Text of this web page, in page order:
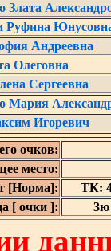
Злата
Руфина
Андреевна
Олеговна
Сергеевна
Мария
Игоревич
очков:
место:
[Норма]:
ТК:
[ очки ]:
3ю